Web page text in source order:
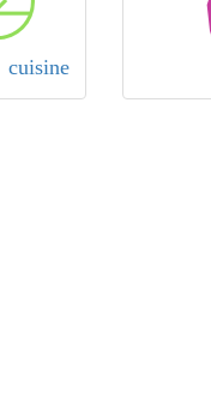
cuisine